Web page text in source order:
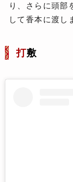
り、さらに頭部
して香本に渡し
打敷